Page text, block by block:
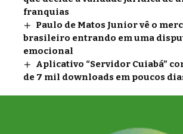
franquias
Paulo de Matos Junior vê o
brasileiro entrando em uma
emocional
Aplicativo “Servidor Cuiabá”
de 7 mil downloads em poucos